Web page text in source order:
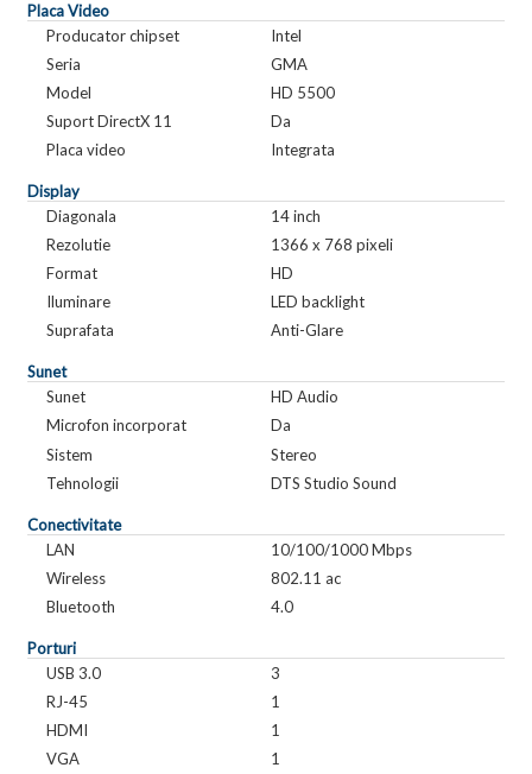
Placa Video
Producator chipset
Intel
Seria
GMA
Model
HD 5500
Suport DirectX 11
Da
Placa video
Integrata
Display
Diagonala
14 inch
Rezolutie
1366 x 768 pixeli
Format
HD
Iluminare
LED backlight
Suprafata
Anti-Glare
Sunet
Sunet
HD Audio
Microfon incorporat
Da
Sistem
Stereo
Tehnologii
DTS Studio Sound
Conectivitate
LAN
10/100/1000 Mbps
Wireless
802.11 ac
Bluetooth
4.0
Porturi
USB 3.0
3
RJ-45
1
HDMI
1
VGA
1